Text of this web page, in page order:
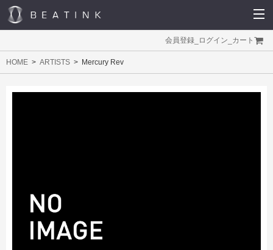
会員登録 ログイン カート
HOME ARTISTS Mercury Rev